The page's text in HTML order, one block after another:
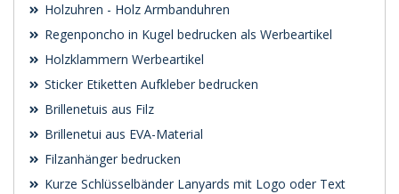
Holzuhren - Holz Armbanduhren
Regenponcho in Kugel bedrucken als Werbeartikel
Holzklammern Werbeartikel
Sticker Etiketten Aufkleber bedrucken
Brillenetuis aus Filz
Brillenetui aus EVA-Material
Filzanhänger bedrucken
Kurze Schlüsselbänder Lanyards mit Logo oder Text